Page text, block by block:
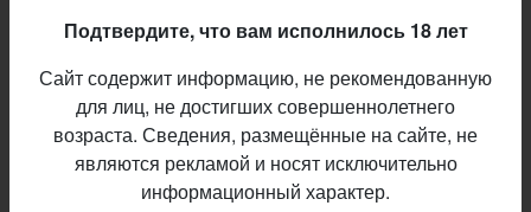
Пивоварня:
Алкоголь:
6,0%
Горечь:
20 IBU
Производство:
постоянный выпуск
Подтвердите, что вам исполнилось 18 лет
Сайт содержит информацию, не рекомендованную
для лиц, не достигших совершеннолетнего
возраста. Сведения, размещённые на сайте, не
являются рекламой и носят исключительно
информационный характер.